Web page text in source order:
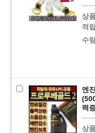
상
적
수
엔
력
상